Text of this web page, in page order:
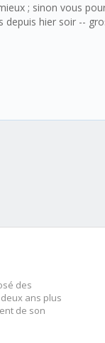
; sinon vous
depuis hier soir --
des
ans plus
de son